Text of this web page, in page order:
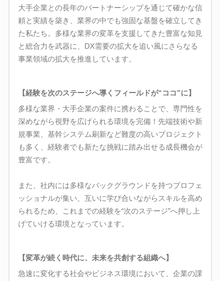
大手企業との長年のパートナーシップを通じて確かな信
頼と実績を築き、業界の中でも強固な基盤を確立してき
た私たち。多様な業界の変革を支援してきた豊富な知見
と総合力を武器に、DX需要の拡大を追い風にさらなる
事業領域の拡大を推進しています。
【経験を次のステージへ導くフィールドが“ココ”に】
多様な業界・大手企業の案件に携わることで、専門性を
深めながら視野を広げられる環境を完備！先端技術や新
規事業、基幹システム刷新など難度の高いプロジェクト
も多く、経験者でも新たな挑戦に踏み出せる成長機会が
豊富です。
また、社内には多様なバックグラウンドを持つプロフェ
ッショナルが集い、互いに学び合いながらスキルを高め
られるため、これまでの経験を“次のステージ”へ押し上
げていける環境となっています。
【変革が続く時代に、未来を共創する組織へ】
急速に変化する社会やビジネス環境において、企業の課